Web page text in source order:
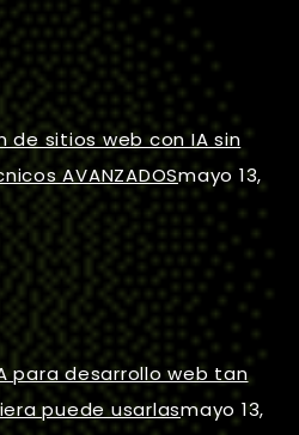
de sitios web con IA sin
AVANZADOSmayo 13,
para desarrollo web tan
puede usarlasmayo 13,